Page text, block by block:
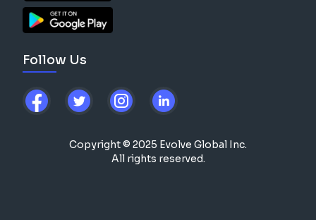
Follow Us
Copyright © 2025 Evolve Global Inc.
All rights reserved.